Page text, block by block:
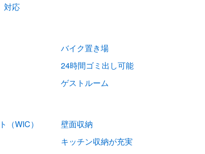
対応
バイク置き場
24時間ゴミ出し可能
ゲストルーム
（WIC） 壁面収納
キッチン収納が充実